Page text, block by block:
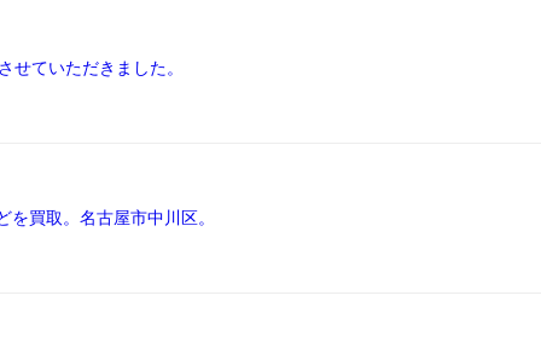
せていただきました。
買取。名古屋市中川区。